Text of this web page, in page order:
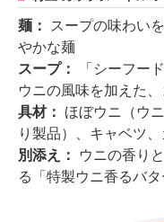
麺：
スープの味わい
やかな麺
スープ：
「シーフー
ウニの風味を加えた
具材： ほぼウニ（ウ
り製品）、キャベツ
別添え：
ウニの香り
る「特製ウニ香るバタ